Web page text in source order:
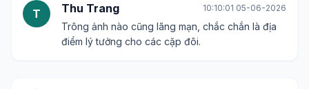
T Thu Trang 10:10:01 05-06-2026
Trông ảnh nào cũng lãng mạn, chắc chắn là địa
điểm lý tưởng cho các cặp đôi.